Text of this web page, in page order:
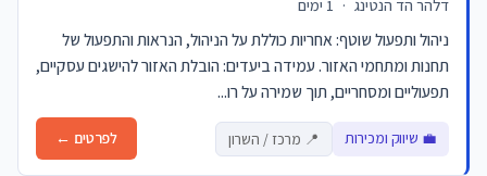
דלהר הד הנטינג ·
ניהול ותפעול שוטף: אחריות כוללת על הניהול, הנראות והתפעול של
תחנות ומתחמי האזור. עמידה ביעדים: הובלת האזור להישגים עסקיים,
תפעוליים ומסחריים, תוך שמירה על רו...
💼 שיווק ומכירות 📍 מרכז / השרון לפרטים ←